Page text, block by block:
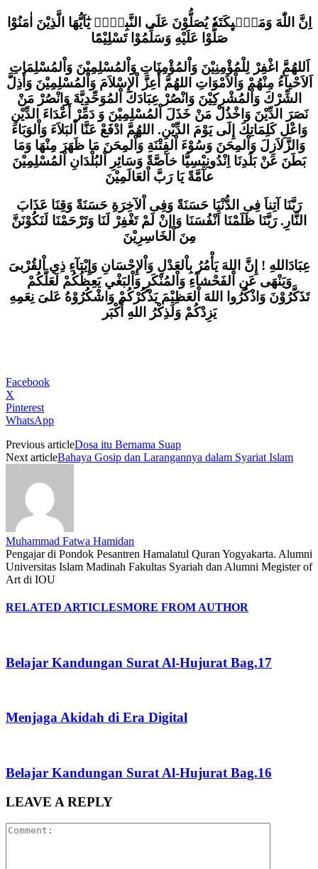
اِنَّ اللّٰهَ وَمَلٰۤىِٕكَتَهٗ يُصَلُّوْنَ عَلَى النَّبِيِّۗ يٰٓاَيُّهَا الَّذِيْنَ اٰمَنُوْا
صَلُّوْا عَلَيْهِ وَسَلِّمُوْا تَسْلِيْمًا
اَللهُمَّ اغْفِرْ لِلْمُؤْمِنِيْنَ وَاْلمُؤْمِنَاتِ وَاْلمُسْلِمِيْنَ وَاْلمُسْلِمَاتِ
اَلاَحْيآءُ مِنْهُمْ وَاْلاَمْوَاتِ اللهُمَّ أَعِزَّ اْلإِسْلاَمَ وَاْلمُسْلِمِيْنَ وَأَذِلَّ
الشِّرْكَ وَاْلمُشْرِكِيْنَ وَانْصُرْ عِبَادَكَ اْلمُوَحِّدِيَّةَ وَانْصُرْ مَنْ
نَصَرَ الدِّيْنَ وَاخْذُلْ مَنْ خَذَلَ اْلمُسْلِمِيْنَ وَ دَمِّرْ أَعْدَاءَ الدِّيْنِ
وَاعْلِ كَلِمَاتِكَ إِلَى يَوْمَ الدِّيْنِ. اللهُمَّ ادْفَعْ عَنَّا اْلبَلاَءَ وَاْلوَبَاءَ
وَالزَّلاَزِلَ وَاْلمِحَنَ وَسُوْءَ اْلفِتْنَةِ وَاْلمِحَنَ مَا ظَهَرَ مِنْهَا وَمَا
بَطَنَ عَنْ بَلَدِنَا اِنْدُونِيْسِيَّا خآصَّةً وَسَائِرِ اْلبُلْدَانِ اْلمُسْلِمِيْنَ
عآمَّةً يَا رَبَّ اْلعَالَمِيْنَ
رَبَّنَا آتِناَ فِى الدُّنْيَا حَسَنَةً وَفِى اْلآخِرَةِ حَسَنَةً وَقِنَا عَذَابَ
النَّارِ. رَبَّنَا ظَلَمْنَا اَنْفُسَنَا وَاإنْ لَمْ تَغْفِرْ لَنَا وَتَرْحَمْنَا لَنَكُوْنَنَّ
مِنَ اْلخَاسِرِيْنَ
عِبَادَاللهِ ! إِنَّ اللهَ يَأْمُرُ بِاْلعَدْلِ وَاْلإِحْسَانِ وَإِيْتآءِ ذِي اْلقُرْبىَ
وَيَنْهَى عَنِ اْلفَحْشآءِ وَاْلمُنْكَرِ وَاْلبَغْي يَعِظُكُمْ لَعَلَّكُمْ
تَذَكَّرُوْنَ وَاذْكُرُوا اللهَ اْلعَظِيْمَ يَذْكُرْكُمْ وَاشْكُرُوْهُ عَلىَ نِعَمِهِ
يَزِدْكُمْ وَلَذِكْرُ اللهِ أَكْبَر
Facebook
X
Pinterest
WhatsApp
Previous articleDosa itu Bernama Suap
Next articleBahaya Gosip dan Larangannya dalam Syariat Islam
Muhammad Fatwa Hamidan
Pengajar di Pondok Pesantren Hamalatul Quran Yogyakarta. Alumni
Universitas Islam Madinah Fakultas Syariah dan Alumni Megister of
Art di IOU
RELATED ARTICLESMORE FROM AUTHOR
Belajar Kandungan Surat Al-Hujurat Bag.17
Menjaga Akidah di Era Digital
Belajar Kandungan Surat Al-Hujurat Bag.16
LEAVE A REPLY